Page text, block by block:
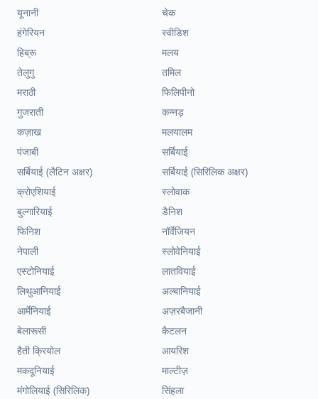
यूनानी
चेक
हंगेरियन
स्वीडिश
हिब्रू
मलय
तेलुगु
तमिल
मराठी
फिलिपीनो
गुजराती
कन्नड़
कज़ाख
मलयालम
पंजाबी
सर्बियाई
सर्बियाई (लैटिन अक्षर)
सर्बियाई (सिरिलिक अक्षर)
क्रोएशियाई
स्लोवाक
बुल्गारियाई
डैनिश
फिनिश
नॉर्वेजियन
नेपाली
स्लोवेनियाई
एस्टोनियाई
लातवियाई
लिथुआनियाई
अल्बानियाई
आर्मेनियाई
अज़रबैजानी
बेलारूसी
कैटलन
हैती क्रियोल
आयरिश
मकदूनियाई
माल्टीज़
मंगोलियाई (सिरिलिक)
सिंहला